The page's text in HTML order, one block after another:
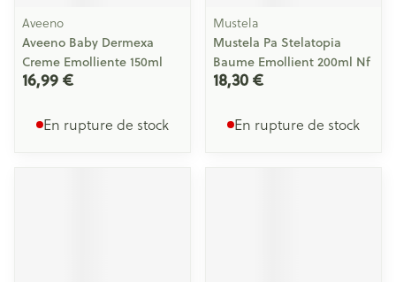
Aveeno
Aveeno Baby Dermexa
Creme Emolliente 150ml
16,99 €
En rupture de stock
Mustela
Mustela Pa Stelatopia
Baume Emollient 200ml Nf
18,30 €
En rupture de stock